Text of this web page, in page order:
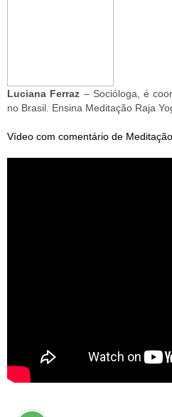
Luciana Ferraz – Socióloga, é
no Brasil. Ensina Meditação Raja
Vídeo com comentário de